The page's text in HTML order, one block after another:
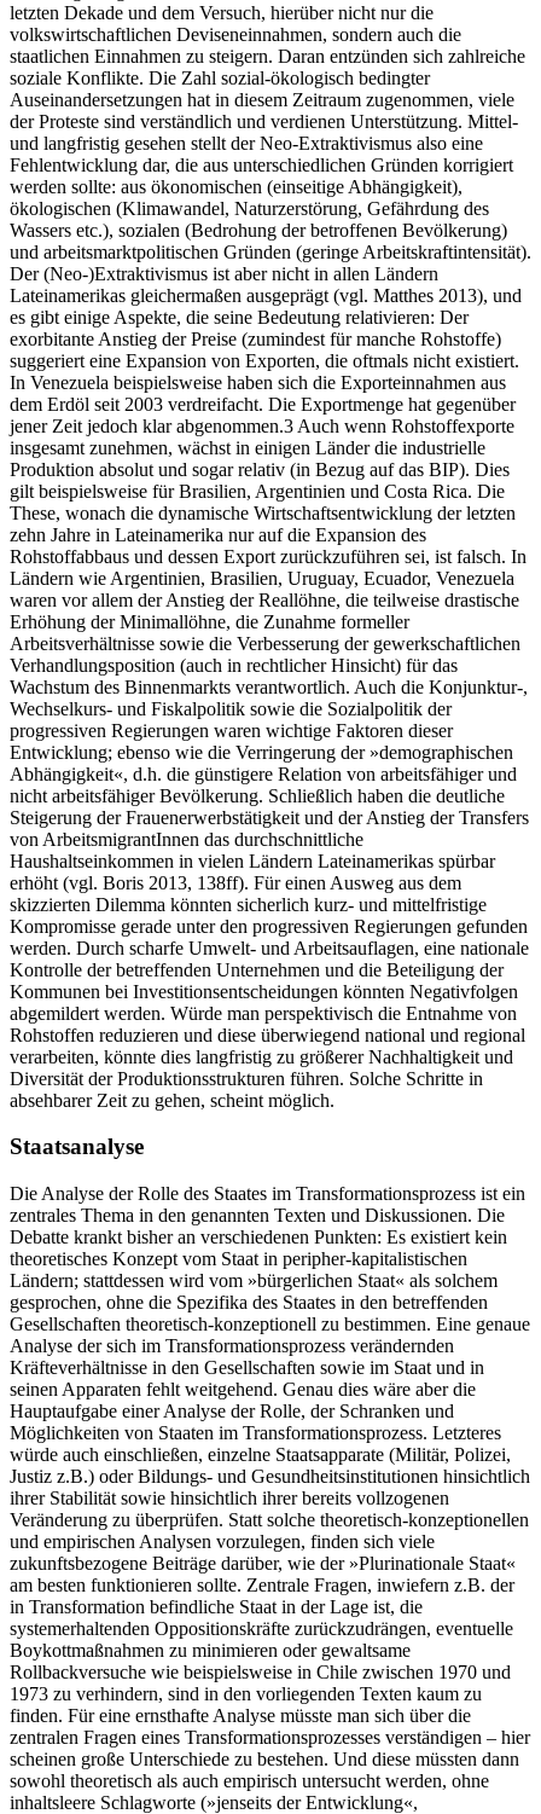
letzten Dekade und dem Versuch, hierüber nicht nur die
volkswirtschaftlichen Deviseneinnahmen, sondern auch die
staatlichen Einnahmen zu steigern. Daran entzünden sich zahlreiche
soziale Konflikte. Die Zahl sozial-ökologisch bedingter
Auseinandersetzungen hat in diesem Zeitraum zugenommen, viele
der Proteste sind verständlich und verdienen Unterstützung. Mittel-
und langfristig gesehen stellt der Neo-Extraktivismus also eine
Fehlentwicklung dar, die aus unterschiedlichen Gründen korrigiert
werden sollte: aus ökonomischen (einseitige Abhängigkeit),
ökologischen (Klimawandel, Naturzerstörung, Gefährdung des
Wassers etc.), sozialen (Bedrohung der betroffenen Bevölkerung)
und arbeitsmarktpolitischen Gründen (geringe Arbeitskraftintensität).
Der (Neo-)Extraktivismus ist aber nicht in allen Ländern
Lateinamerikas gleichermaßen ausgeprägt (vgl. Matthes 2013), und
es gibt einige Aspekte, die seine Bedeutung relativieren: Der
exorbitante Anstieg der Preise (zumindest für manche Rohstoffe)
suggeriert eine Expansion von Exporten, die oftmals nicht existiert.
In Venezuela beispielsweise haben sich die Exporteinnahmen aus
dem Erdöl seit 2003 verdreifacht. Die Exportmenge hat gegenüber
jener Zeit jedoch klar abgenommen.3 Auch wenn Rohstoffexporte
insgesamt zunehmen, wächst in einigen Länder die industrielle
Produktion absolut und sogar relativ (in Bezug auf das BIP). Dies
gilt beispielsweise für Brasilien, Argentinien und Costa Rica. Die
These, wonach die dynamische Wirtschaftsentwicklung der letzten
zehn Jahre in Lateinamerika nur auf die Expansion des
Rohstoffabbaus und dessen Export zurückzuführen sei, ist falsch. In
Ländern wie Argentinien, Brasilien, Uruguay, Ecuador, Venezuela
waren vor allem der Anstieg der Reallöhne, die teilweise drastische
Erhöhung der Minimallöhne, die Zunahme formeller
Arbeitsverhältnisse sowie die Verbesserung der gewerkschaftlichen
Verhandlungsposition (auch in rechtlicher Hinsicht) für das
Wachstum des Binnenmarkts verantwortlich. Auch die Konjunktur-,
Wechselkurs- und Fiskalpolitik sowie die Sozialpolitik der
progressiven Regierungen waren wichtige Faktoren dieser
Entwicklung; ebenso wie die Verringerung der »demographischen
Abhängigkeit«, d.h. die günstigere Relation von arbeitsfähiger und
nicht arbeitsfähiger Bevölkerung. Schließlich haben die deutliche
Steigerung der Frauenerwerbstätigkeit und der Anstieg der Transfers
von ArbeitsmigrantInnen das durchschnittliche
Haushaltseinkommen in vielen Ländern Lateinamerikas spürbar
erhöht (vgl. Boris 2013, 138ff). Für einen Ausweg aus dem
skizzierten Dilemma könnten sicherlich kurz- und mittelfristige
Kompromisse gerade unter den progressiven Regierungen gefunden
werden. Durch scharfe Umwelt- und Arbeitsauflagen, eine nationale
Kontrolle der betreffenden Unternehmen und die Beteiligung der
Kommunen bei Investitionsentscheidungen könnten Negativfolgen
abgemildert werden. Würde man perspektivisch die Entnahme von
Rohstoffen reduzieren und diese überwiegend national und regional
verarbeiten, könnte dies langfristig zu größerer Nachhaltigkeit und
Diversität der Produktionsstrukturen führen. Solche Schritte in
absehbarer Zeit zu gehen, scheint möglich.
Staatsanalyse
Die Analyse der Rolle des Staates im Transformationsprozess ist ein
zentrales Thema in den genannten Texten und Diskussionen. Die
Debatte krankt bisher an verschiedenen Punkten: Es existiert kein
theoretisches Konzept vom Staat in peripher-kapitalistischen
Ländern; stattdessen wird vom »bürgerlichen Staat« als solchem
gesprochen, ohne die Spezifika des Staates in den betreffenden
Gesellschaften theoretisch-konzeptionell zu bestimmen. Eine genaue
Analyse der sich im Transformationsprozess verändernden
Kräfteverhältnisse in den Gesellschaften sowie im Staat und in
seinen Apparaten fehlt weitgehend. Genau dies wäre aber die
Hauptaufgabe einer Analyse der Rolle, der Schranken und
Möglichkeiten von Staaten im Transformationsprozess. Letzteres
würde auch einschließen, einzelne Staatsapparate (Militär, Polizei,
Justiz z.B.) oder Bildungs- und Gesundheitsinstitutionen hinsichtlich
ihrer Stabilität sowie hinsichtlich ihrer bereits vollzogenen
Veränderung zu überprüfen. Statt solche theoretisch-konzeptionellen
und empirischen Analysen vorzulegen, finden sich viele
zukunftsbezogene Beiträge darüber, wie der »Plurinationale Staat«
am besten funktionieren sollte. Zentrale Fragen, inwiefern z.B. der
in Transformation befindliche Staat in der Lage ist, die
systemerhaltenden Oppositionskräfte zurückzudrängen, eventuelle
Boykottmaßnahmen zu minimieren oder gewaltsame
Rollbackversuche wie beispielsweise in Chile zwischen 1970 und
1973 zu verhindern, sind in den vorliegenden Texten kaum zu
finden. Für eine ernsthafte Analyse müsste man sich über die
zentralen Fragen eines Transformationsprozesses verständigen – hier
scheinen große Unterschiede zu bestehen. Und diese müssten dann
sowohl theoretisch als auch empirisch untersucht werden, ohne
inhaltsleere Schlagworte (»jenseits der Entwicklung«,